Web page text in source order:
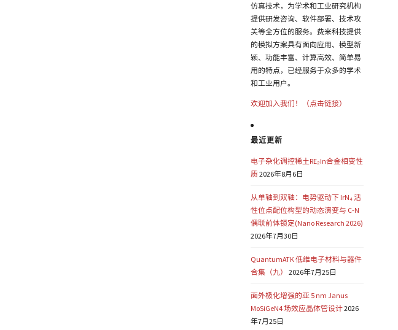
仿真技术，为学术和工业研究机构
提供研发咨询、软件部署、技术攻
关等全方位的服务。费米科技提供
的模拟方案具有面向应用、模型新
颖、功能丰富、计算高效、简单易
用的特点，已经服务于众多的学术
和工业用户。
欢迎加入我们！（点击链接）
最近更新
电子杂化调控稀土RE₂In合金相变性
质2026年8月6日
从单轴到双轴：电势驱动下 IrN₄ 活
性位点配位构型的动态演变与 C-N
偶联前体锁定(Nano Research 2026)
2026年7月30日
QuantumATK 低维电子材料与器件
合集（九）
2026年7月25日
面外极化增强的亚 5 nm Janus
MoSiGeN4 场效应晶体管设计2026
年7月25日